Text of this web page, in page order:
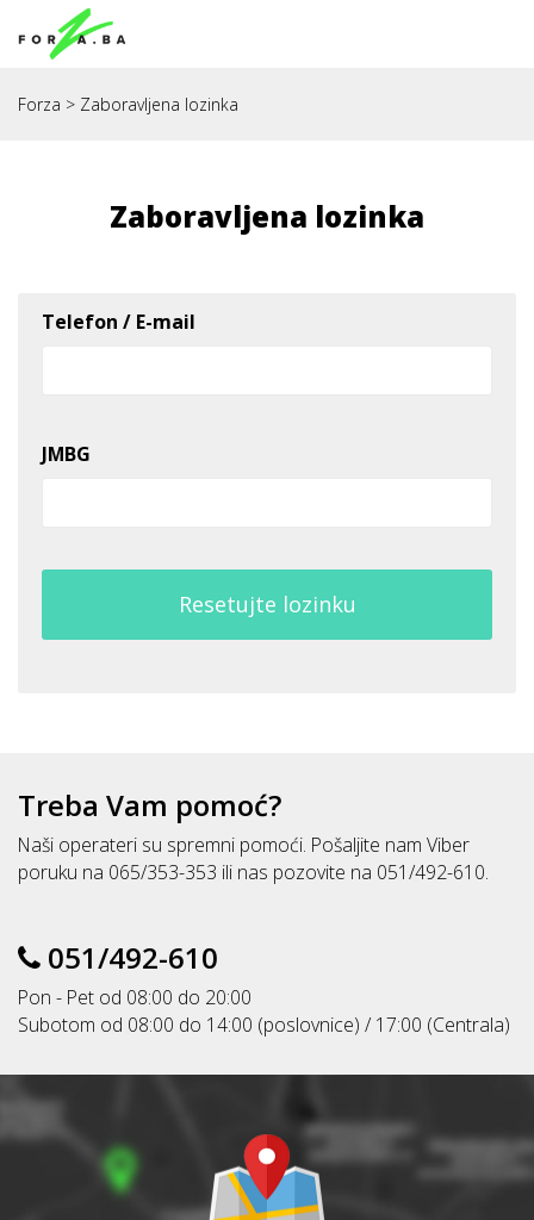
Forza > Zaboravljena lozinka
Zaboravljena lozinka
Telefon / E-mail
JMBG
Resetujte lozinku
Treba Vam pomoć?
Naši operateri su spremni pomoći. Pošaljite nam Viber
poruku na 065/353-353 ili nas pozovite na 051/492-610.
051/492-610
Pon - Pet od 08:00 do 20:00
Subotom od 08:00 do 14:00 (poslovnice) / 17:00 (Centrala)